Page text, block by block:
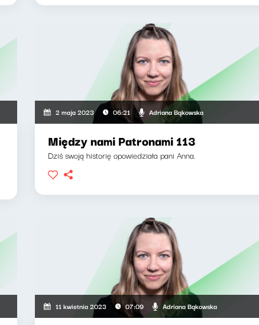
2 maja 2023 06:21 Adriana Bąkowska
Między nami Patronami 113
Dziś swoją historię opowiedziała pani Anna.
11 kwietnia 2023 07:09 Adriana Bąkowska